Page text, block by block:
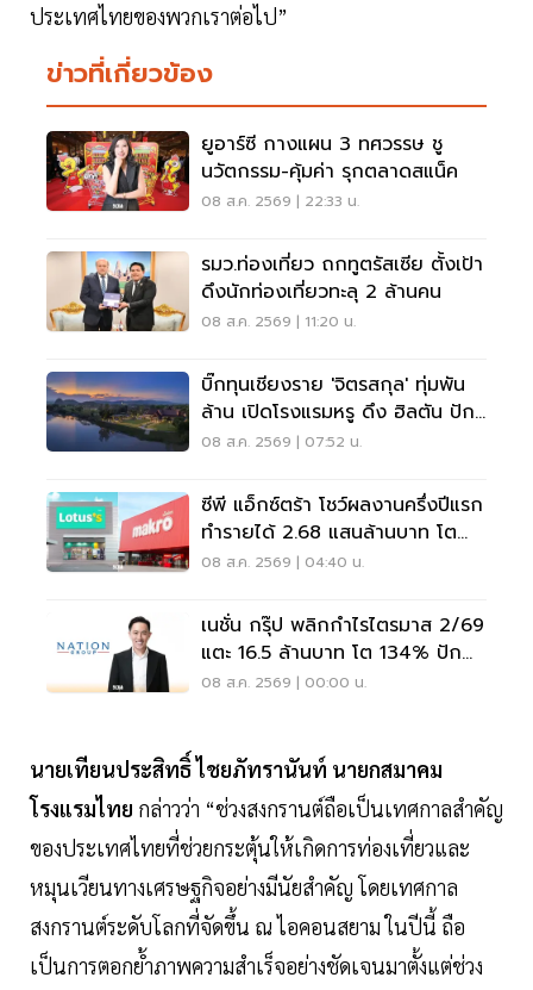
ประเทศไทยของพวกเราต่อไป”
ข่าวที่เกี่ยวข้อง
ยูอาร์ซี กางแผน 3 ทศวรรษ ชู
นวัตกรรม-คุ้มค่า รุกตลาดสแน็ค
08 ส.ค. 2569 | 22:33 น.
รมว.ท่องเที่ยว ถกทูตรัสเซีย ตั้งเป้า
ดึงนักท่องเที่ยวทะลุ 2 ล้านคน
08 ส.ค. 2569 | 11:20 น.
บิ๊กทุนเชียงราย 'จิตรสกุล' ทุ่มพัน
ล้าน เปิดโรงแรมหรู ดึง ฮิลตัน ปัก
หมุดแบรนด์ใหม่
08 ส.ค. 2569 | 07:52 น.
ซีพี แอ็กซ์ตร้า โชว์ผลงานครึ่งปีแรก
ทำรายได้ 2.68 แสนล้านบาท โต
3.6%
08 ส.ค. 2569 | 04:40 น.
เนชั่น กรุ๊ป พลิกกำไรไตรมาส 2/69
แตะ 16.5 ล้านบาท โต 134% ปัก
หมุดสู่ ‘มีเดียเทค’
08 ส.ค. 2569 | 00:00 น.
นายเทียนประสิทธิ์ ไชยภัทรานันท์ นายกสมาคม
โรงแรมไทย กล่าวว่า “ช่วงสงกรานต์ถือเป็นเทศกาลสำคัญ
ของประเทศไทยที่ช่วยกระตุ้นให้เกิดการท่องเที่ยวและ
หมุนเวียนทางเศรษฐกิจอย่างมีนัยสำคัญ โดยเทศกาล
สงกรานต์ระดับโลกที่จัดขึ้น ณ ไอคอนสยาม ในปีนี้ ถือ
เป็นการตอกย้ำภาพความสำเร็จอย่างชัดเจนมาตั้งแต่ช่วง